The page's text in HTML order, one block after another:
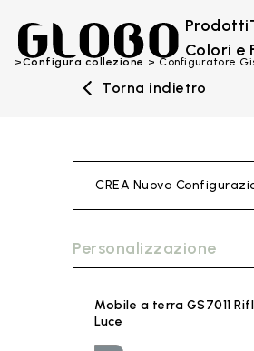
Prodotti
Colori e
Configura collezione Configuratore
Torna indietro
CREA Nuova
Personalizzazione
Mobile a terra GS7011
Luce